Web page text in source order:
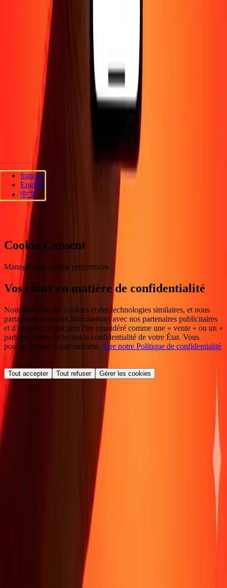
Blog
Envoyer de l'argent en
Entreprise Devenir agent
Devenir affilié
Politique de confidentialité
Avis sur les cookies
Promotion Prévention de la fraude
d'accessibilité
Suivez-nous
Ria Lithuania UAB. © 2026 Dandelion Payments, Inc. Tous droits
réservés.
Préférences en matière de cookies
français
English
中文
Cookie Consent
Manage your cookie preferences
Vos choix en matière de confidentialité
Nous utilisons des cookies et des technologies similaires, et nous
partageons certaines informations avec nos partenaires publicitaires
et d'analyse, ce qui peut être considéré comme une « vente » ou un «
partage » selon la loi sur la confidentialité de votre État. Vous
pouvez refuser à tout moment. Lire notre Politique de confidentialité
.
Tout accepter Tout refuser Gérer les cookies